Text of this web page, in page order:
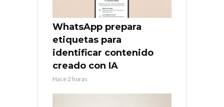
WhatsApp prepara
etiquetas para
identificar contenido
creado con IA
Hace 2 horas